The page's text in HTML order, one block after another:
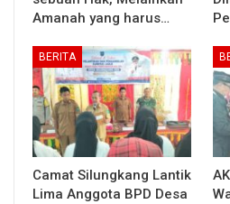
Amanah yang harus…
BERITA
Camat Silungkang Lantik
Lima Anggota BPD Desa